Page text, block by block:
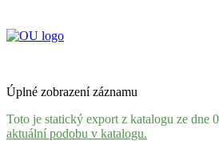
Úplné zobrazení záznamu
Toto je statický export z katalogu ze dne
aktuální podobu v katalogu.